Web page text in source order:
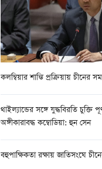
কলম্বিয়ার শান্তি প্রক্রিয়ায় চীনের
থাইল্যান্ডের সঙ্গে যুদ্ধবিরতি চুক্তি
অঙ্গীকারাবদ্ধ কম্বোডিয়া: হুন সেন
বহুপাক্ষিকতা রক্ষায় জাতিসংঘে